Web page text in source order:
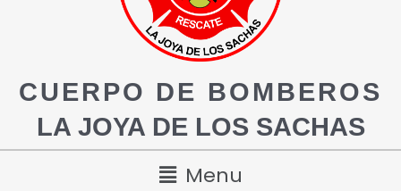
CUERPO DE BOMBEROS
LA JOYA DE LOS SACHAS
Menu